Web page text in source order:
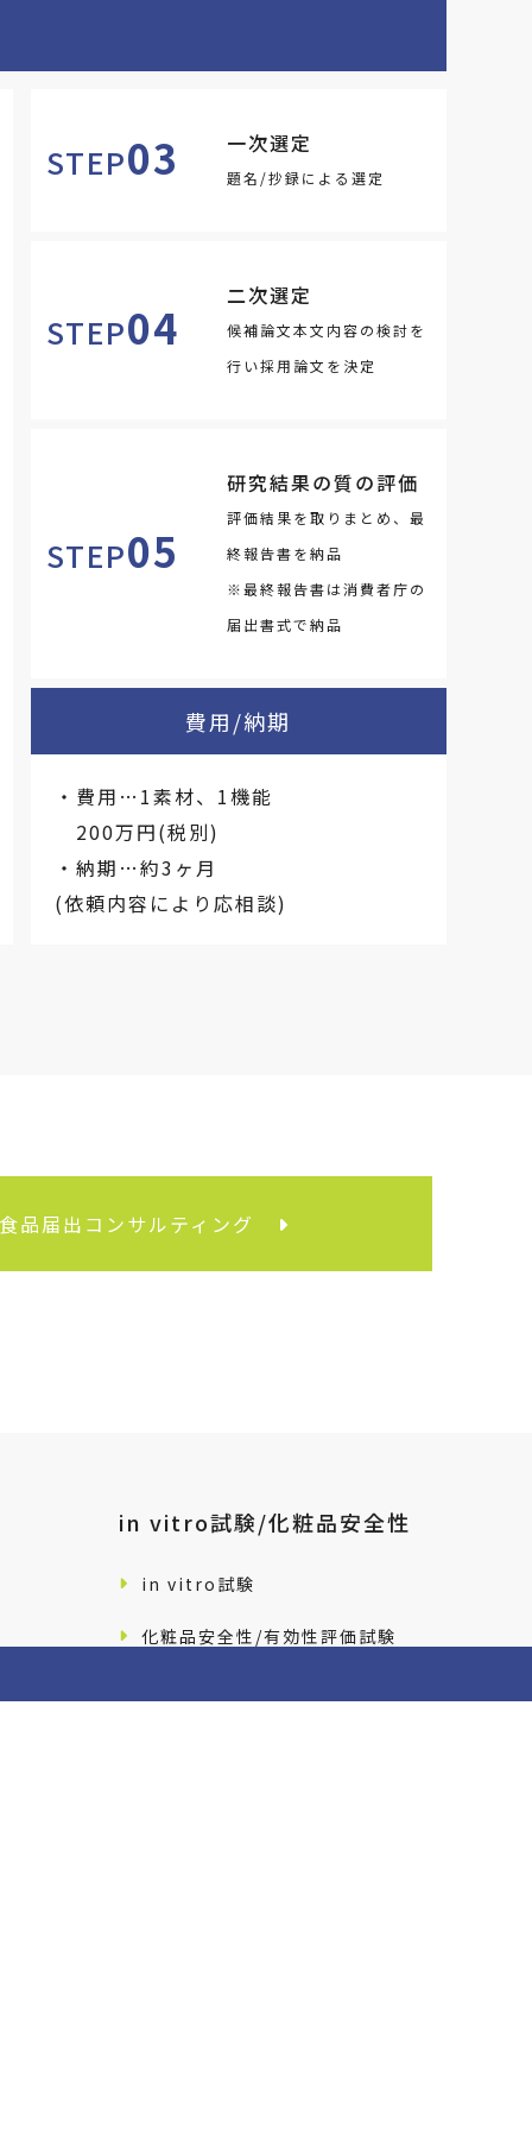
STEP03 一次選定
題名/抄録による選定
STEP04
二次選定
候補論文本文内容の検討を
行い採用論文を決定
STEP05
研究結果の質の評価
評価結果を取りまとめ、最
終報告書を納品
※最終報告書は消費者庁の
届出書式で納品
費用/納期
・費用…1素材、1機能
200万円(税別)
・納期…約3ヶ月
(依頼内容により応相談)
品届出コンサルティング
in vitro試験/化粧品安全性
in vitro試験
化粧品安全性/有効性評価試験